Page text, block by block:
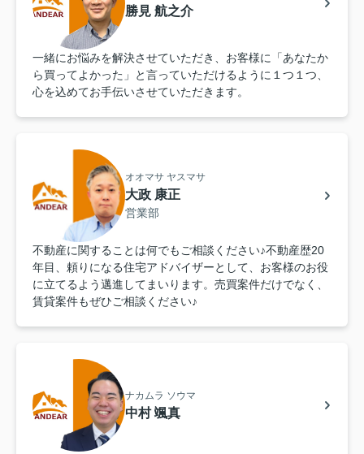
勝見 航之介
一緒にお悩みを解決させていただき、お客様に「あなたか
ら買ってよかった」と言っていただけるように１つ１つ、
心を込めてお手伝いさせていただきます。
オオマサ ヤスマサ
大政 康正
営業部
不動産に関することは何でもご相談ください♪不動産歴20
年目、頼りになる住宅アドバイザーとして、お客様のお役
に立てるよう邁進してまいります。売買案件だけでなく、
賃貸案件もぜひご相談ください♪
ナカムラ ソウマ
中村 颯真